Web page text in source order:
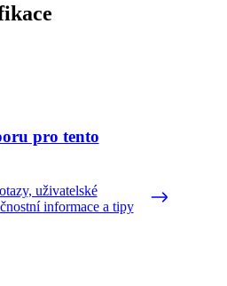
pro tento
uživatelské
informace a tipy